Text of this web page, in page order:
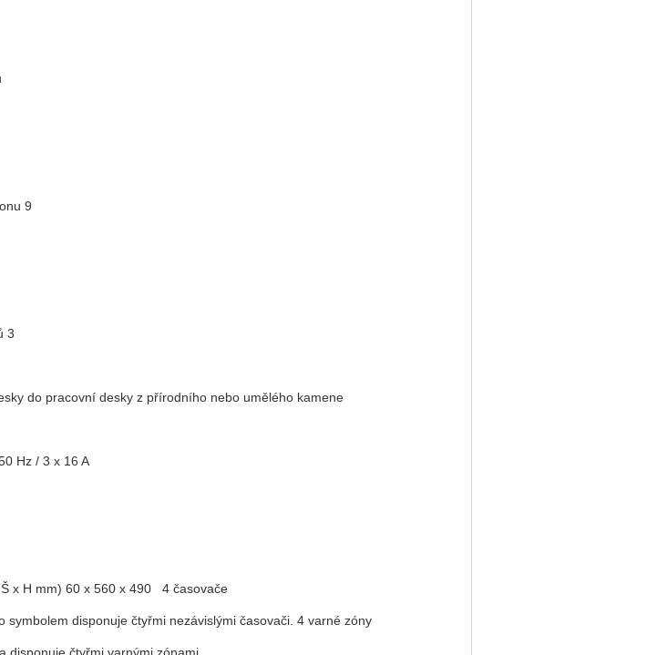
9
3
do pracovní desky z přírodního nebo umělého kamene
Hz / 3 x 16 A
x H mm) 60 x 560 x 490 4 časovače
symbolem disponuje čtyřmi nezávislými časovači. 4 varné zóny